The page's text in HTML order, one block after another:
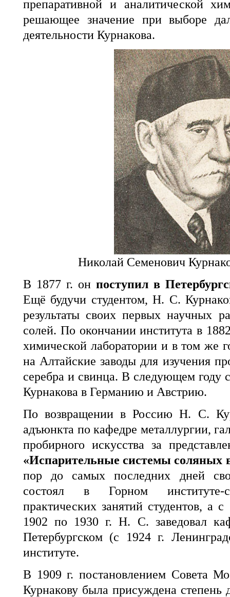
препаративной и аналитической
решающее значение при выборе
деятельности Курнакова.
Николай Семенович
В 1877 г. он поступил в
Ещё будучи студентом, Н. С.
результаты своих первых научных
солей. По окончании института в
химической лаборатории и в том же
на Алтайские заводы для изучения
серебра и свинца. В следующем году
Курнакова в Германию и Австрию.
По возвращении в Россию Н. С.
адъюнкта по кафедре металлургии,
пробирного искусства за
«Испарительные системы соляных
пор до самых последних дней
состоял в Горном институте-
практических занятий студентов, а
1902 по 1930 г. Н. С. заведовал
Петербургском (с 1924 г.
институте.
В 1909 г. постановлением Совета
Курнакову была присуждена